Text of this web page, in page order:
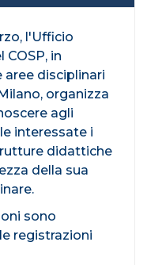
l'Ufficio
in
aree disciplinari
organizza
agli
interessate i
didattiche
della sua
sono
registrazioni